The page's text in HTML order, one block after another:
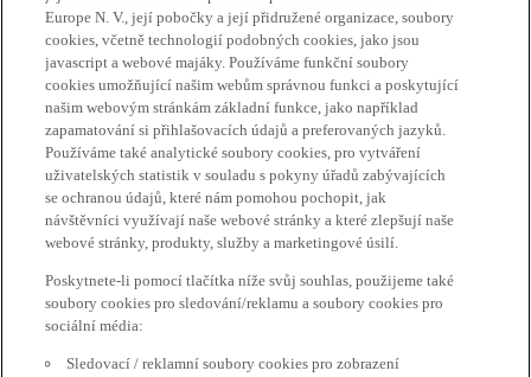
Europe N. V., její pobočky a její přidružené organizace, soubory
cookies, včetně technologií podobných cookies, jako jsou
javascript a webové majáky. Používáme funkční soubory
cookies umožňující našim webům správnou funkci a poskytující
našim webovým stránkám základní funkce, jako například
zapamatování si přihlašovacích údajů a preferovaných jazyků.
Používáme také analytické soubory cookies, pro vytváření
uživatelských statistik v souladu s pokyny úřadů zabývajících
se ochranou údajů, které nám pomohou pochopit, jak
návštěvníci využívají naše webové stránky a které zlepšují naše
webové stránky, produkty, služby a marketingové úsilí.
Poskytnete-li pomocí tlačítka níže svůj souhlas, použijeme také
soubory cookies pro sledování/reklamu a soubory cookies pro
sociální média:
Sledovací / reklamní soubory cookies pro zobrazení